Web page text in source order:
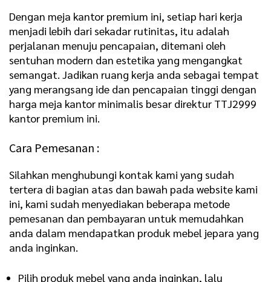
Dengan meja kantor premium ini, setiap hari kerja
menjadi lebih dari sekadar rutinitas, itu adalah
perjalanan menuju pencapaian, ditemani oleh
sentuhan modern dan estetika yang mengangkat
semangat. Jadikan ruang kerja anda sebagai tempat
yang merangsang ide dan pencapaian tinggi dengan
harga meja kantor minimalis besar direktur TTJ2999
kantor premium ini.
Cara Pemesanan :
Silahkan menghubungi kontak kami yang sudah
tertera di bagian atas dan bawah pada website kami
ini, kami sudah menyediakan beberapa metode
pemesanan dan pembayaran untuk memudahkan
anda dalam mendapatkan produk mebel jepara yang
anda inginkan.
Pilih produk mebel yang anda inginkan, lalu